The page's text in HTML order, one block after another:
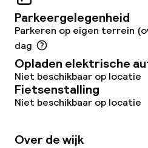
Parkeergelegenheid
Parkeren op eigen terrein
dag
Opladen elektrische
Niet beschikbaar op locatie
Fietsenstalling
Niet beschikbaar op locatie
Over de wijk